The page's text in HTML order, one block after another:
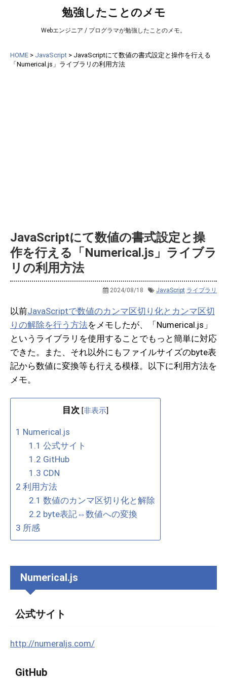
勉強したことのメモ
Webエンジニア / プログラマが勉強したことのメモ。
HOME > JavaScript > JavaScriptにて数値の書式設定と操作を行える
「Numerical.js」ライブラリの利用方法
JavaScriptにて数値の書式設定と操
作を行える「Numerical.js」ライブラ
リの利用方法
2024/08/18 JavaScript ライブラリ
以前JavaScriptで数値のカンマ区切り化とカンマ区切
りの解除を行う方法をメモしたが、「Numerical.js」
というライブラリを使用することでもっと簡単に対応
できた。また、それ以外にもファイルサイズのbyte表
記から数値に変換等も行える模様。以下に利用方法を
メモ。
目次 [非表示]
1 Numerical.js
1.1 公式サイト
1.2 GitHub
1.3 CDN
2 利用方法
2.1 数値のカンマ区切り化と解除
2.2 byte表記⇔数値への変換
3 所感
Numerical.js
公式サイト
http://numeraljs.com/
GitHub